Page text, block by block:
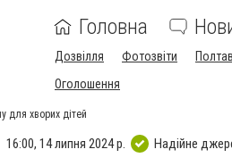
Головна
Дозвілля Фотозвіти
Оголошення
для хворих дітей
16:00, 14 липня 2024 р. Надійне